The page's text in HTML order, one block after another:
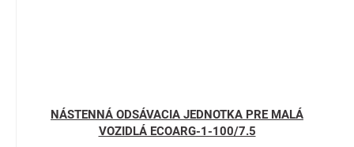
NÁSTENNÁ ODSÁVACIA JEDNOTKA PRE MALÁ
VOZIDLÁ ECOARG-1-100/7.5